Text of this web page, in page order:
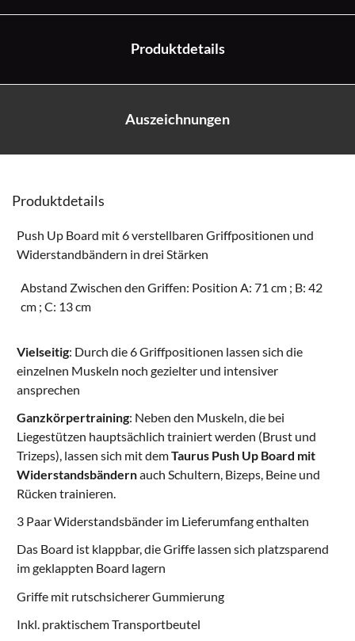
Produktdetails
Auszeichnungen
Produktdetails
Push Up Board mit 6 verstellbaren Griffpositionen und
Widerstandbändern in drei Stärken
Abstand Zwischen den Griffen: Position A: 71 cm ; B: 42
cm ; C: 13 cm
Vielseitig: Durch die 6 Griffpositionen lassen sich die
einzelnen Muskeln noch gezielter und intensiver
ansprechen
Ganzkörpertraining: Neben den Muskeln, die bei
Liegestützen hauptsächlich trainiert werden (Brust und
Trizeps), lassen sich mit demTaurus Push Up Board mit
Widerstandsbändernauch Schultern, Bizeps, Beine und
Rücken trainieren.
3 Paar Widerstandsbänder im Lieferumfang enthalten
Das Board ist klappbar, die Griffe lassen sich platzsparend
im geklappten Board lagern
Griffe mit rutschsicherer Gummierung
Inkl. praktischem Transportbeutel